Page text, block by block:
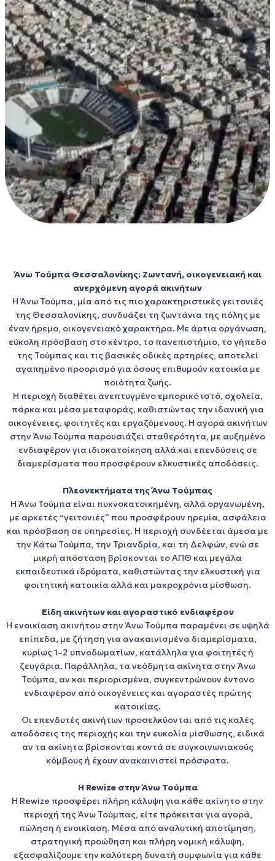
Δείτε τα Ακίνητα
Άνω Τούμπα Θεσσαλονίκης: Ζωντανή, οικογενειακή και
ανερχόμενη αγορά ακινήτων
Η Άνω Τούμπα, μία από τις πιο χαρακτηριστικές γειτονιές
της Θεσσαλονίκης, συνδυάζει τη ζωντάνια της πόλης με
έναν ήρεμο, οικογενειακό χαρακτήρα. Με άρτια οργάνωση,
εύκολη πρόσβαση στο κέντρο, το πανεπιστήμιο, τογήπεδο
της Τούμπας και τις βασικές οδικές αρτηρίες, αποτελεί
αγαπημένο προορισμό για όσους επιθυμούν κατοικία με
ποιότητα ζωής.
Η περιοχή διαθέτει ανεπτυγμένο εμπορικό ιστό, σχολεία,
πάρκα και μέσα μεταφοράς, καθιστώντας την ιδανική για
οικογένειες, φοιτητές και εργαζόμενους. Η αγορά ακινήτων
στην Άνω Τούμπα παρουσιάζει σταθερότητα, με αυξημένο
ενδιαφέρον για ιδιοκατοίκηση αλλά και επενδύσεις σε
διαμερίσματαπου προσφέρουν ελκυστικές αποδόσεις.
Πλεονεκτήματα της Άνω Τούμπας
Η Άνω Τούμπα είναι πυκνοκατοικημένη, αλλά οργανωμένη,
με αρκετές “γειτονιές” που προσφέρουν ηρεμία, ασφάλεια
και πρόσβαση σε υπηρεσίες. Η περιοχή συνδέεται άμεσα με
την Κάτω Τούμπα, την Τριανδρία, και τη Δελφών, ενώ σε
μικρή απόσταση βρίσκονται τοΑΠΘ και μεγάλα
εκπαιδευτικά ιδρύματα, καθιστώντας την ελκυστική για
φοιτητική κατοικία αλλά και μακροχρόνια μίσθωση.
Είδη ακινήτων και αγοραστικό ενδιαφέρον
Η ενοικίαση ακινήτου στην Άνω Τούμπαπαραμένει σε υψηλά
επίπεδα, με ζήτηση για ανακαινισμένα διαμερίσματα,
κυρίως 1–2 υπνοδωματίων, κατάλληλα για φοιτητές ή
ζευγάρια. Παράλληλα, τανεόδμητα ακίνητα στην Άνω
Τούμπα, αν και περιορισμένα, συγκεντρώνουν έντονο
ενδιαφέρον από οικογένειες και αγοραστές πρώτης
κατοικίας.
Οι επενδυτές ακινήτων προσελκύονται από τις καλές
αποδόσεις της περιοχής και την ευκολία μίσθωσης, ειδικά
αν τα ακίνητα βρίσκονται κοντά σε συγκοινωνιακούς
κόμβους ή έχουν ανακαινιστεί πρόσφατα.
Η Rewize στην Άνω Τούμπα
Η Rewize προσφέρει πλήρη κάλυψη για κάθε ακίνητο στην
περιοχή της Άνω Τούμπας, είτε πρόκειται για αγορά,
πώληση ή ενοικίαση. Μέσα από αναλυτική αποτίμηση,
στρατηγική προώθηση και πλήρη νομική κάλυψη,
εξασφαλίζουμε την καλύτερη δυνατή συμφωνία για κάθε